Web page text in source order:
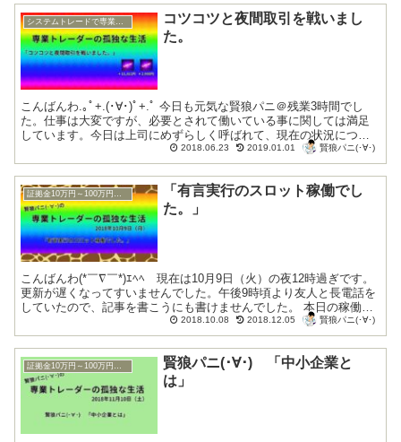
システムトレードで専業トレーダー復帰
コツコツと夜間取引を戦いまし
た。
こんばんわ.｡ﾟ+.(･∀･)ﾟ+.ﾟ 今日も元気な賢狼パニ＠残業3時間でし
た。仕事は大変ですが、必要とされて働いている事に関しては満足
しています。今日は上司にめずらしく呼ばれて、現在の状況につい
2018.06.23 2019.01.01 賢狼パニ(･∀･)
「有言実行のスロット稼働でし
た。」
こんばんわ(*￣∇￣*)ｴﾍﾍ 現在は10月9日（火）の夜12時過ぎです。
更新が遅くなってすいませんでした。午後9時頃より友人と長電話を
していたので、記事を書こうにも書けませんでした。 本日の稼働結
2018.10.08 2018.12.05 賢狼パニ(･∀･)
賢狼パニ(･∀･) 「中小企業と
は」